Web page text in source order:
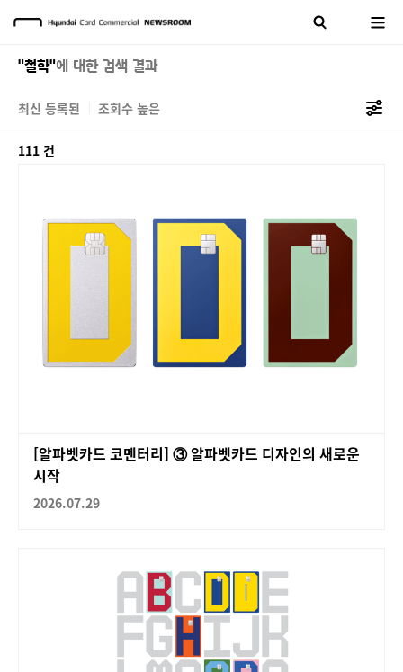
"철학"에 대한 검색 결과
최신 등록된 조회수 높은
111 건
[알파벳카드 코멘터리] ③ 알파벳카드 디자인의 새로운
시작
2026.07.29